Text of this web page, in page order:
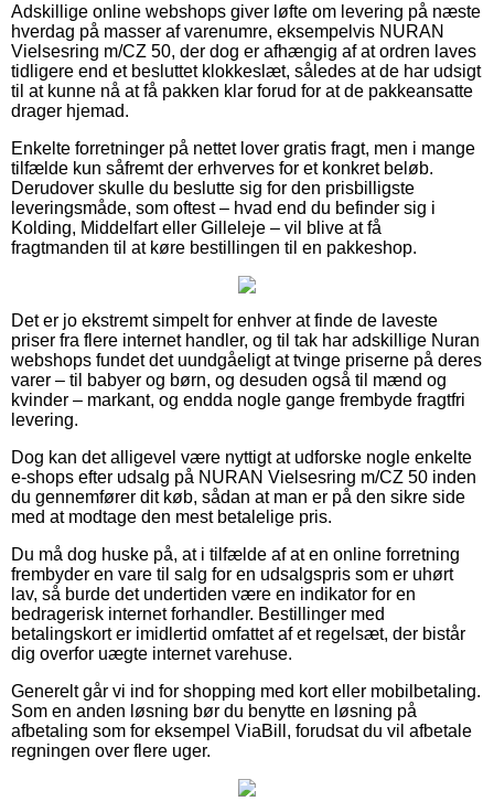
Adskillige online webshops giver løfte om levering på næste
hverdag på masser af varenumre, eksempelvis NURAN
Vielsesring m/CZ 50, der dog er afhængig af at ordren laves
tidligere end et besluttet klokkeslæt, således at de har udsigt
til at kunne nå at få pakken klar forud for at de pakkeansatte
drager hjemad.
Enkelte forretninger på nettet lover gratis fragt, men i mange
tilfælde kun såfremt der erhverves for et konkret beløb.
Derudover skulle du beslutte sig for den prisbilligste
leveringsmåde, som oftest – hvad end du befinder sig i
Kolding, Middelfart eller Gilleleje – vil blive at få
fragtmanden til at køre bestillingen til en pakkeshop.
Det er jo ekstremt simpelt for enhver at finde de laveste
priser fra flere internet handler, og til tak har adskillige Nuran
webshops fundet det uundgåeligt at tvinge priserne på deres
varer – til babyer og børn, og desuden også til mænd og
kvinder – markant, og endda nogle gange frembyde fragtfri
levering.
Dog kan det alligevel være nyttigt at udforske nogle enkelte
e-shops efter udsalg på NURAN Vielsesring m/CZ 50 inden
du gennemfører dit køb, sådan at man er på den sikre side
med at modtage den mest betalelige pris.
Du må dog huske på, at i tilfælde af at en online forretning
frembyder en vare til salg for en udsalgspris som er uhørt
lav, så burde det undertiden være en indikator for en
bedragerisk internet forhandler. Bestillinger med
betalingskort er imidlertid omfattet af et regelsæt, der bistår
dig overfor uægte internet varehuse.
Generelt går vi ind for shopping med kort eller mobilbetaling.
Som en anden løsning bør du benytte en løsning på
afbetaling som for eksempel ViaBill, forudsat du vil afbetale
regningen over flere uger.